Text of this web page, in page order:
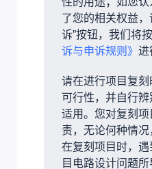
了您的相关权益，
诉”按钮，我们将
诉与申诉规则》 进
请在进行项目复
可行性，并自行
适用。您对复刻
责，无论何种情
在复刻项目时，
目电路设计问题